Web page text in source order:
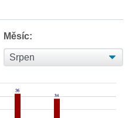
Měsíc: